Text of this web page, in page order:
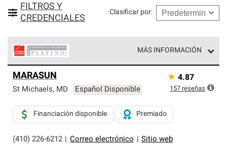
FILTROS Y
CREDENCIALES
Clasificar por:
MÁS INFORMACIÓN
Corning constituyen el nivel superior de nuestra red
exclusiva y cumplen con estándares estrictos de
Solo ellos pueden ofrecer nuestra mejor garantía de
sistemas de techos.
MARASUN
St Michaels, MD Español Disponible
(410) 226-6212 Correo electrónico Sitio web
Financiación disponible Premiado
★ 4.87
157 reseñas